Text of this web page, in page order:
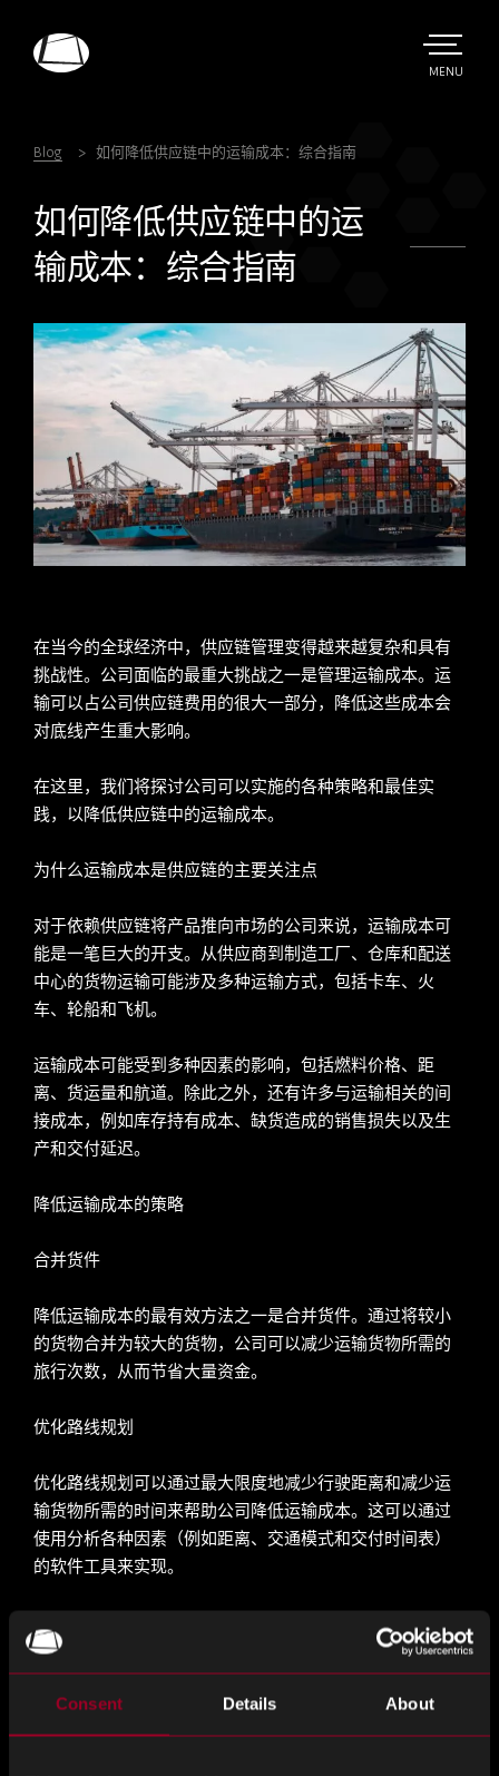
Consent Details About
TOGGLE
MENU
Blog 如何降低供应链中的运输成本：综合指南
如何降低供应链中的运
输成本：综合指南
在当今的全球经济中，供应链管理变得越来越复杂和具有
挑战性。公司面临的最重大挑战之一是管理运输成本。运
输可以占公司供应链费用的很大一部分，降低这些成本会
对底线产生重大影响。
在这里，我们将探讨公司可以实施的各种策略和最佳实
践，以降低供应链中的运输成本。
为什么运输成本是供应链的主要关注点
对于依赖供应链将产品推向市场的公司来说，运输成本可
能是一笔巨大的开支。从供应商到制造工厂、仓库和配送
中心的货物运输可能涉及多种运输方式，包括卡车、火
车、轮船和飞机。
运输成本可能受到多种因素的影响，包括燃料价格、距
离、货运量和航道。除此之外，还有许多与运输相关的间
接成本，例如库存持有成本、缺货造成的销售损失以及生
产和交付延迟。
降低运输成本的策略
合并货件
降低运输成本的最有效方法之一是合并货件。通过将较小
的货物合并为较大的货物，公司可以减少运输货物所需的
旅行次数，从而节省大量资金。
优化路线规划
优化路线规划可以通过最大限度地减少行驶距离和减少运
输货物所需的时间来帮助公司降低运输成本。这可以通过
使用分析各种因素（例如距离、交通模式和交付时间表）
的软件工具来实现。
与承运人协商费率可能是降低运输成本的有效方法。通过
利用货运量和与承运人的关系，公司通常可以获得更好的
费率和条款。